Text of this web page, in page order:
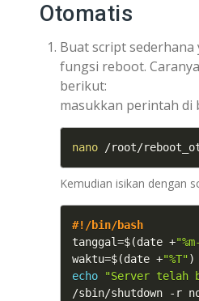
Otomatis
Buat script
fungsi reboot.
berikut:
masukkan perintah di
nano
Kemudian isikan dengan
#!/bin/bash
tanggal=$(date +
waktu=$(date +"%T")
echo
"Server telah
/sbin/shutdown -r